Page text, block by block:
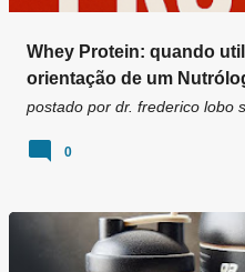
Whey Protein: quando
orientação de um
postado por dr. frederico lobo
0